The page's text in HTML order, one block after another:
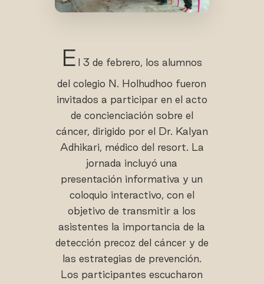
E
l 3 de febrero, los alumnos
del colegio N. Holhudhoo fueron
invitados a participar en el acto
de concienciación sobre el
cáncer, dirigido por el Dr. Kalyan
Adhikari, médico del resort. La
jornada incluyó una
presentación informativa y un
coloquio interactivo, con el
objetivo de transmitir a los
asistentes la importancia de la
detección precoz del cáncer y de
las estrategias de prevención.
Los participantes escucharon